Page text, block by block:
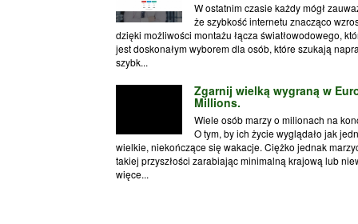
W ostatnim czasie każdy mógł
że szybkość internetu znacząco
dzięki możliwości montażu łącza światłowodowego,
jest doskonałym wyborem dla osób, które szukają
szybk...
Zgarnij wielką wygraną w
Millions.
Wiele osób marzy o milionach na
O tym, by ich życie wyglądało jak
wielkie, niekończące się wakacje. Ciężko jednak
takiej przyszłości zarabiając minimalną krajową lub
więce...